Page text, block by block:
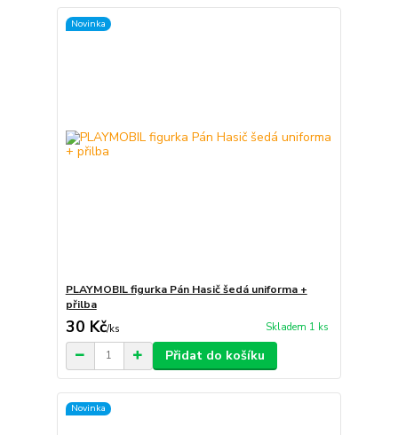
Novinka
PLAYMOBIL figurka Pán Hasič šedá uniforma +
přilba
30 Kč/ks Skladem 1 ks
Přidat do košíku
Novinka